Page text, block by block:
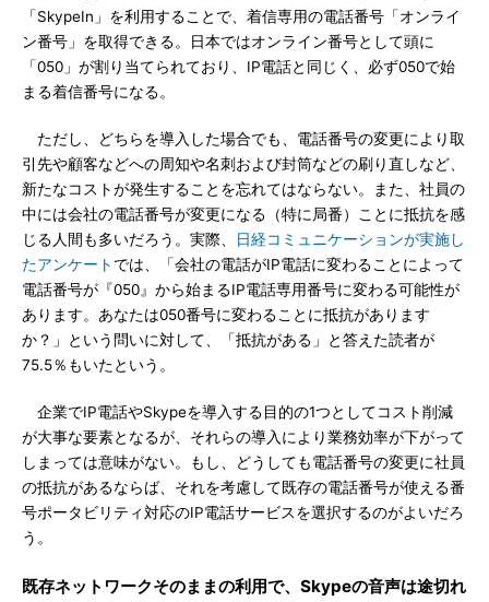
「SkypeIn」を利用することで、着信専用の電話番号「オンライ
ン番号」を取得できる。日本ではオンライン番号として頭に
「050」が割り当てられており、IP電話と同じく、必ず050で始
まる着信番号になる。
ただし、どちらを導入した場合でも、電話番号の変更により取
引先や顧客などへの周知や名刺および封筒などの刷り直しなど、
新たなコストが発生することを忘れてはならない。また、社員の
中には会社の電話番号が変更になる（特に局番）ことに抵抗を感
じる人間も多いだろう。実際、
日経コミュニケーションが実施し
たアンケート では、「会社の電話がIP電話に変わることによって
電話番号が『050』から始まるIP電話専用番号に変わる可能性が
あります。あなたは050番号に変わることに抵抗があります
か？」という問いに対して、「抵抗がある」と答えた読者が
75.5％もいたという。
企業でIP電話やSkypeを導入する目的の1つとしてコスト削減
が大事な要素となるが、それらの導入により業務効率が下がって
しまっては意味がない。もし、どうしても電話番号の変更に社員
の抵抗があるならば、それを考慮して既存の電話番号が使える番
号ポータビリティ対応のIP電話サービスを選択するのがよいだろ
う。
既存ネットワークそのままの利用で、Skypeの音声は途切れ